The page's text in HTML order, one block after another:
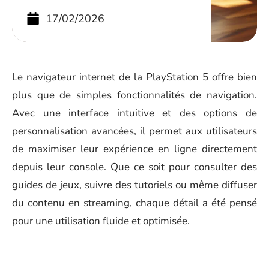
17/02/2026
Le navigateur internet de la PlayStation 5 offre bien
plus que de simples fonctionnalités de navigation.
Avec une interface intuitive et des options de
personnalisation avancées, il permet aux utilisateurs
de maximiser leur expérience en ligne directement
depuis leur console. Que ce soit pour consulter des
guides de jeux, suivre des tutoriels ou même diffuser
du contenu en streaming, chaque détail a été pensé
pour une utilisation fluide et optimisée.